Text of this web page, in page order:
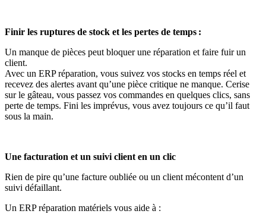
Finir les ruptures de stock et les pertes de temps :
Un manque de pièces peut bloquer une réparation et faire fuir un
client.
Avec un ERP réparation, vous suivez vos stocks en temps réel et
recevez des alertes avant qu’une pièce critique ne manque. Cerise
sur le gâteau, vous passez vos commandes en quelques clics, sans
perte de temps. Fini les imprévus, vous avez toujours ce qu’il faut
sous la main.
Une facturation et un suivi client en un clic
Rien de pire qu’une facture oubliée ou un client mécontent d’un
suivi défaillant.
Un ERP réparation matériels vous aide à :